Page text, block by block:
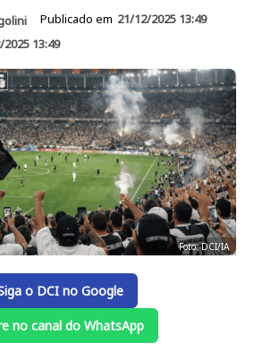
Publicado em 21/12/2025 13:49
13:49
Foto: DCI/IA
o DCI no Google
no canal do WhatsApp